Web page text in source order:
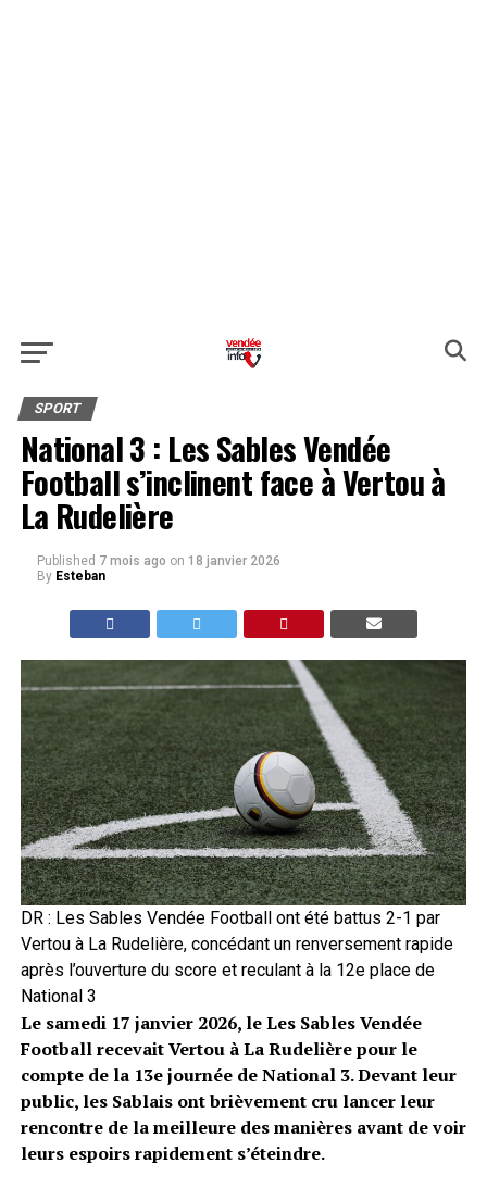
SPORT
National 3 : Les Sables Vendée
Football s’inclinent face à Vertou à
La Rudelière
Published 7 mois ago on 18 janvier 2026
By Esteban
DR : Les Sables Vendée Football ont été battus 2-1 par
Vertou à La Rudelière, concédant un renversement rapide
après l’ouverture du score et reculant à la 12e place de
National 3
Le samedi 17 janvier 2026, le Les Sables Vendée
Football recevait Vertou à La Rudelière pour le
compte de la 13e journée de National 3. Devant leur
public, les Sablais ont brièvement cru lancer leur
rencontre de la meilleure des manières avant de voir
leurs espoirs rapidement s’éteindre.